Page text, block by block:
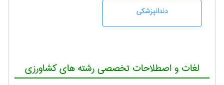
دندانپزشكی
لغات و اصطلاحات تخصصی رشته های کشاورزی